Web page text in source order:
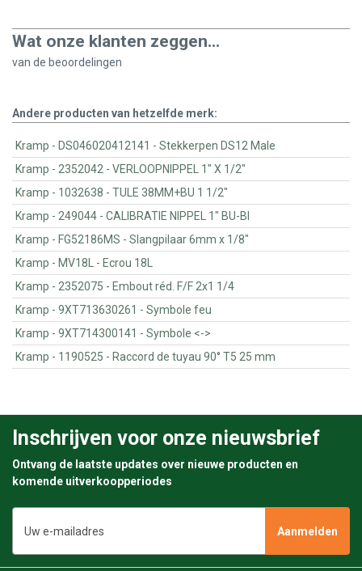
Wat onze klanten zeggen...
van de beoordelingen
Andere producten van hetzelfde merk:
Kramp - DS046020412141 - Stekkerpen DS12 Male
Kramp - 2352042 - VERLOOPNIPPEL 1" X 1/2"
Kramp - 1032638 - TULE 38MM+BU 1 1/2"
Kramp - 249044 - CALIBRATIE NIPPEL 1" BU-BI
Kramp - FG52186MS - Slangpilaar 6mm x 1/8"
Kramp - MV18L - Ecrou 18L
Kramp - 2352075 - Embout réd. F/F 2x1 1/4
Kramp - 9XT713630261 - Symbole feu
Kramp - 9XT714300141 - Symbole <->
Kramp - 1190525 - Raccord de tuyau 90° T5 25 mm
Inschrijven voor onze nieuwsbrief
Ontvang de laatste updates over nieuwe producten en
komende uitverkoopperiodes
mailadres